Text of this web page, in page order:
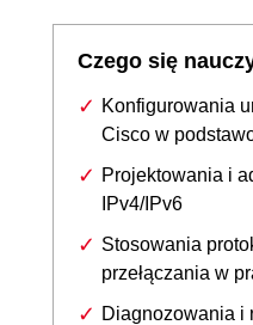
Czego się
Konfigurowania
Cisco w
Projektowania i
IPv4/IPv6
Stosowania
przełączania w
Diagnozowania i